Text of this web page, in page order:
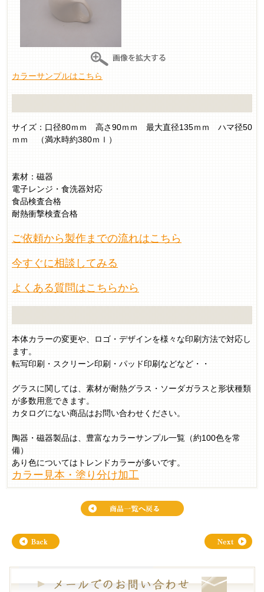
カラーサンプルはこちら
サイズ：口径80ｍｍ 高さ90ｍｍ 最大直径135ｍｍ ハマ径50
ｍｍ （満水時約380ｍｌ）
素材：磁器
電子レンジ・食洗器対応
食品検査合格
耐熱衝撃検査合格
ご依頼から製作までの流れはこちら
今すぐに相談してみる
よくある質問はこちらから
本体カラーの変更や、ロゴ・デザインを様々な印刷方法で対応し
ます。
転写印刷・スクリーン印刷・パッド印刷などなど・・
グラスに関しては、素材が耐熱グラス・ソーダガラスと形状種類
が多数用意できます。
カタログにない商品はお問い合わせください。
陶器・磁器製品は、豊富なカラーサンプル一覧（約100色を常
備）
あり色についてはトレンドカラーが多いです。
カラー見本・塗り分け加工